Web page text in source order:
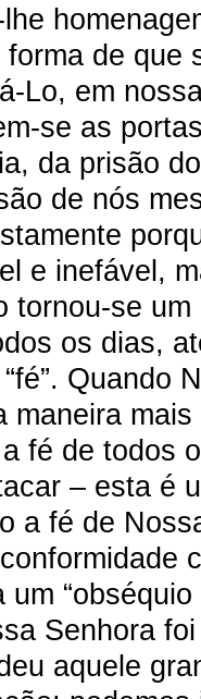
de que
Lo, em
se as
da prisão
de nós
e inefável,
tornou-se um
os dias,
Quando
maneira
fé de todos
– esta é
a fé de
“obséquio
Senhora
aquele